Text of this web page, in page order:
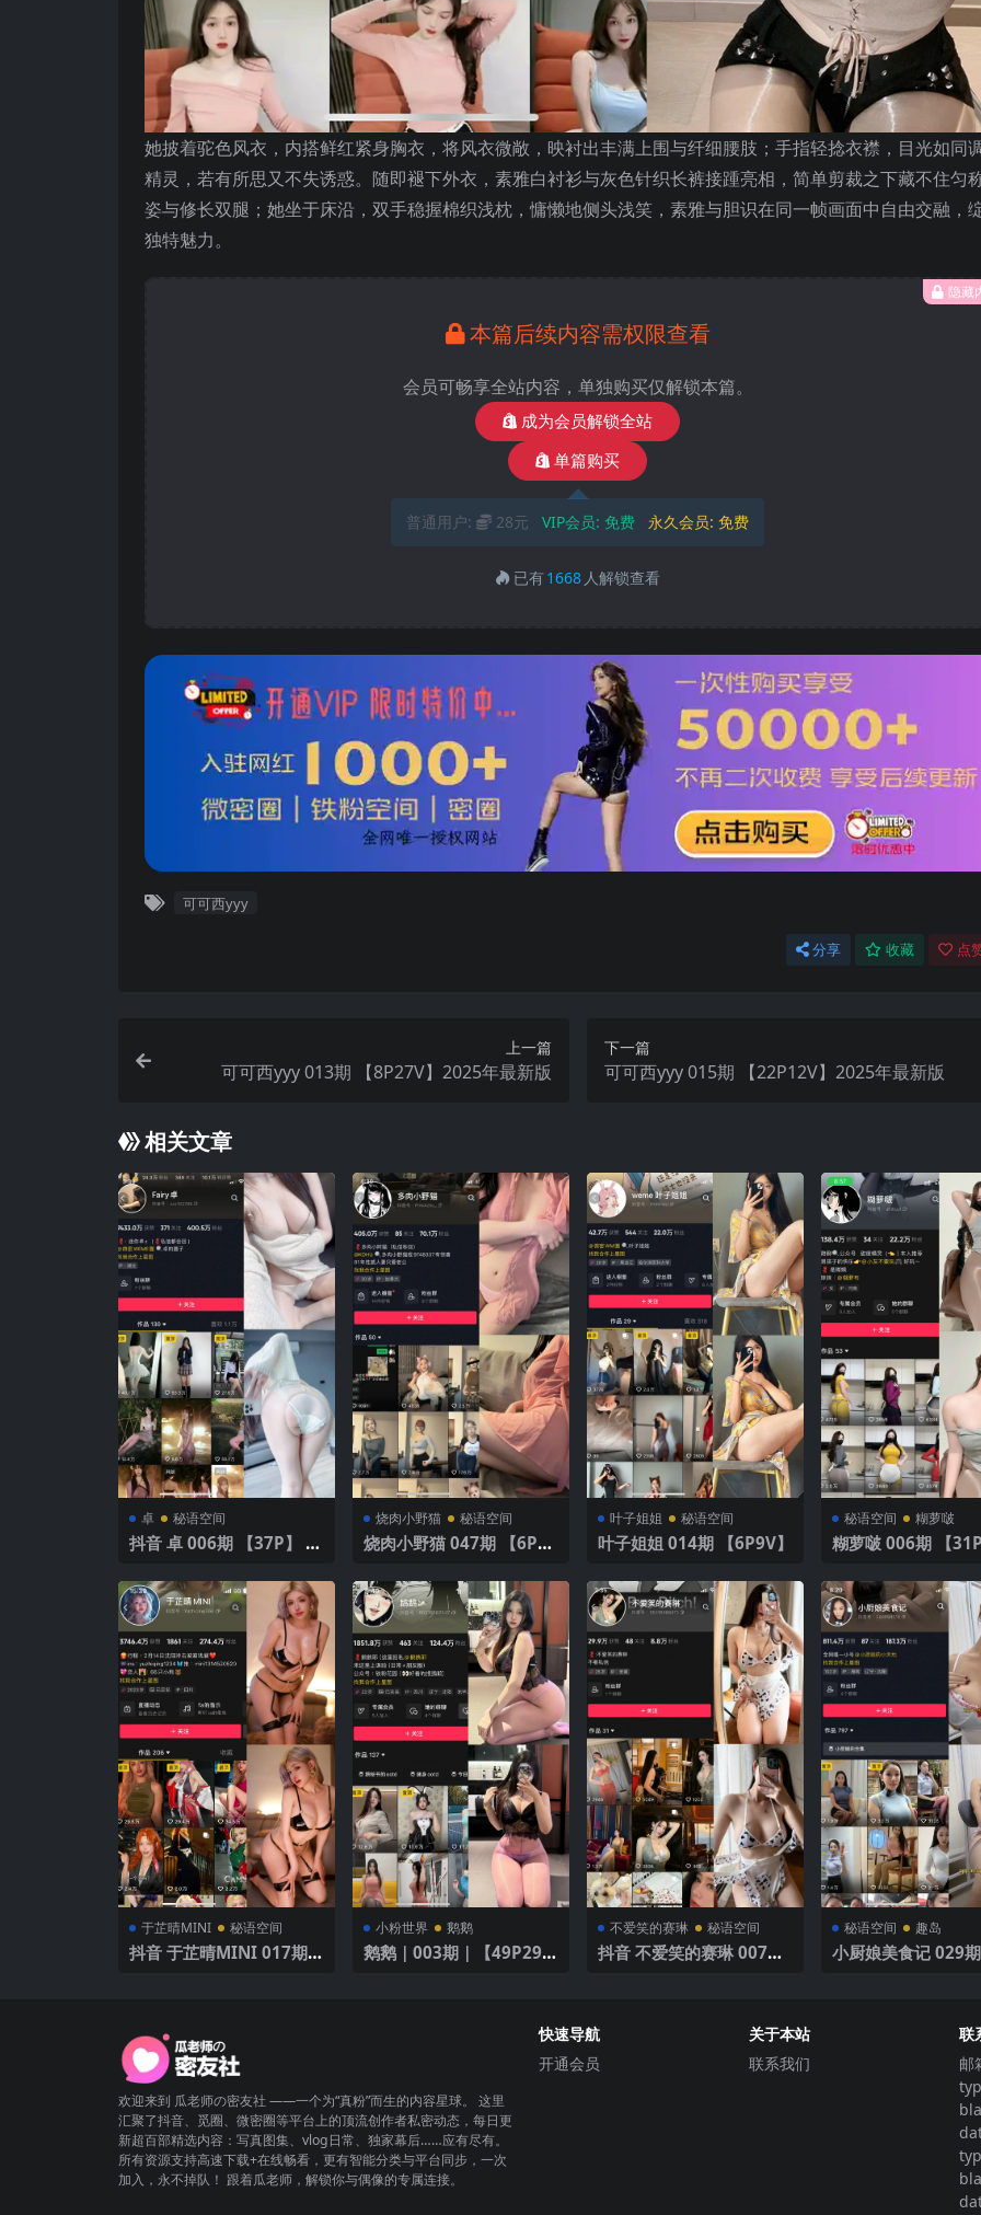
她披着驼色风衣，内搭鲜红紧身胸衣，将风衣微敞，映衬出丰满上围与纤细腰肢；手指轻捻衣襟，目光如同
精灵，若有所思又不失诱惑。随即褪下外衣，素雅白衬衫与灰色针织长裤接踵亮相，简单剪裁之下藏不住匀
姿与修长双腿；她坐于床沿，双手稳握棉织浅枕，慵懒地侧头浅笑，素雅与胆识在同一帧画面中自由交融，
独特魅力。
隐藏
本篇后续内容需权限查看
会员可畅享全站内容，单独购买仅解锁本篇。
成为会员解锁全站
单篇购买
普通用户: 28元 VIP会员: 免费 永久会员:免费
已有1668 人解锁查看
可可西yyy
分享 收藏 点
上一篇
可可西yyy 013期 【8P27V】2025年最新版
下一篇
可可西yyy 015期 【22P12V】2025年最新版
相关文章
卓 秘语空间
抖音 卓 006期 【37P】 清
烧肉小野猫 秘语空间
烧肉小野猫 047期 【6P7
叶子姐姐 秘语空间
叶子姐姐 014期 【6P9V】
秘语空间 糊萝啵
糊萝啵 006期 【
于芷晴MINI 秘语空间
抖音 于芷晴MINI 017期
小粉世界 鹅鹅
鹅鹅｜003期｜【49P29
不爱笑的赛琳 秘语空间
抖音 不爱笑的赛琳 007期
秘语空间 趣岛
小厨娘美食记 029
欢迎来到 瓜老师の密友社 ——一个为“真粉”而生的内容星球。 这里
汇聚了抖音、觅圈、微密圈等平台上的顶流创作者私密动态，每日更
新超百部精选内容：写真图集、vlog日常、独家幕后……应有尽有。
所有资源支持高速下载+在线畅看，更有智能分类与平台同步，一次
加入，永不掉队！ 跟着瓜老师，解锁你与偶像的专属连接。
快速导航
开通会员
关于本站
联系我们
联
邮